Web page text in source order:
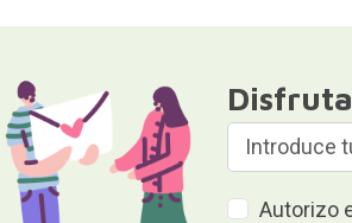
Autorizo